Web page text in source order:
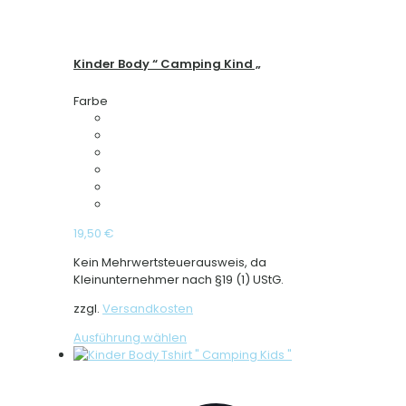
Kinder Body “ Camping Kind „
Farbe
19,50 €
Kein Mehrwertsteuerausweis, da
Kleinunternehmer nach §19 (1) UStG.
zzgl. Versandkosten
Ausführung wählen
Produkt